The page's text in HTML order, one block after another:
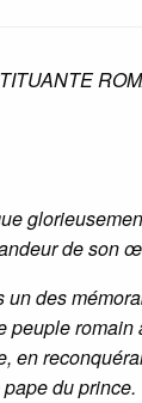
de son
des
peuple romain
en
du prince.